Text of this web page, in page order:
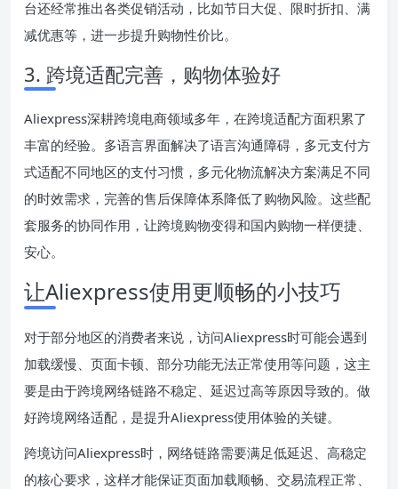
台还经常推出各类促销活动，比如节日大促、限时折扣、满
减优惠等，进一步提升购物性价比。
3. 跨境适配完善，购物体验好
Aliexpress深耕跨境电商领域多年，在跨境适配方面积累了
丰富的经验。多语言界面解决了语言沟通障碍，多元支付方
式适配不同地区的支付习惯，多元化物流解决方案满足不同
的时效需求，完善的售后保障体系降低了购物风险。这些配
套服务的协同作用，让跨境购物变得和国内购物一样便捷、
安心。
让Aliexpress使用更顺畅的小技巧
对于部分地区的消费者来说，访问Aliexpress时可能会遇到
加载缓慢、页面卡顿、部分功能无法正常使用等问题，这主
要是由于跨境网络链路不稳定、延迟过高等原因导致的。做
好跨境网络适配，是提升Aliexpress使用体验的关键。
跨境访问Aliexpress时，网络链路需要满足低延迟、高稳定
的核心要求，这样才能保证页面加载顺畅、交易流程正常、